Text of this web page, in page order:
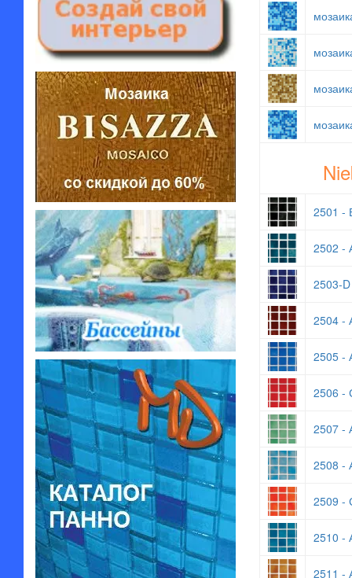
2501 -
2502 -
2503-D
2504 -
2505 -
2506 -
2507 -
2508 -
2509 -
2510 -
2511 -